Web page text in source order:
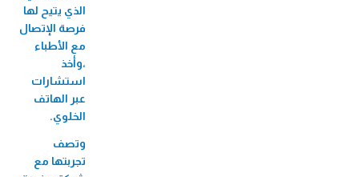
الذي يتيح لها
فرصة الإتصال
مع الأطباء
،وأخذ
استشارات
عبر الهاتف
الخلوي.
وتصف
تجربتها مع